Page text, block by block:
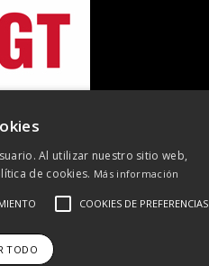
reservados
Política de RRSS
Al utilizar nuestro sitio web,
de cookies. Más información
COOKIES DE PREFERENCIAS
TODO